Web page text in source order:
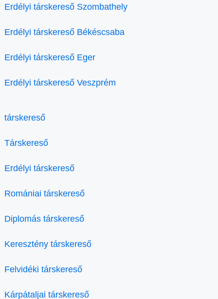
Erdélyi társkereső Szombathely
Erdélyi társkereső Békéscsaba
Erdélyi társkereső Eger
Erdélyi társkereső Veszprém
társkereső
Társkereső
Erdélyi társkereső
Romániai társkereső
Diplomás társkereső
Keresztény társkereső
Felvidéki társkereső
Kárpátaljai társkereső